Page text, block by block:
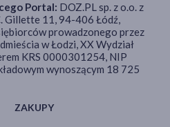
ZAKUPY
Portal: DOZ.PL sp. z o.o. z
Gillette 11, 94-406 Łódź,
prowadzonego przez
w Łodzi, XX Wydział
KRS 0000301254, NIP
wynoszącym 18 725